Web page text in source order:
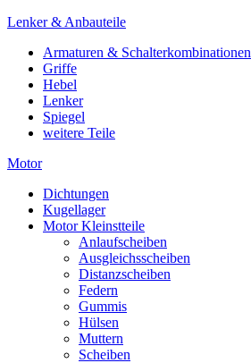
Lenker & Anbauteile
Armaturen & Schalterkombinationen
Griffe
Hebel
Lenker
Spiegel
weitere Teile
Motor
Dichtungen
Kugellager
Motor Kleinstteile
Anlaufscheiben
Ausgleichsscheiben
Distanzscheiben
Federn
Gummis
Hülsen
Muttern
Scheiben